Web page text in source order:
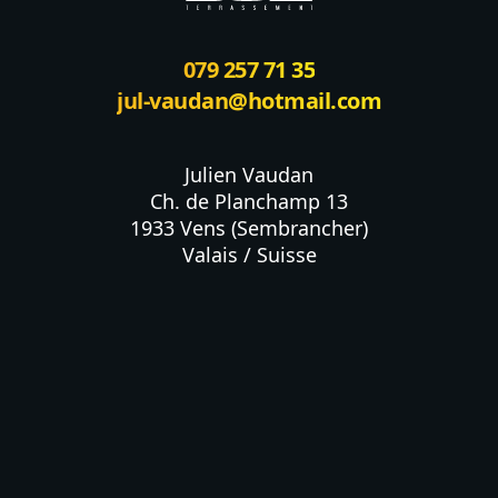
079 257 71 35
jul-vaudan@hotmail.com
Julien Vaudan
Ch. de Planchamp 13
1933 Vens (Sembrancher)
Valais / Suisse